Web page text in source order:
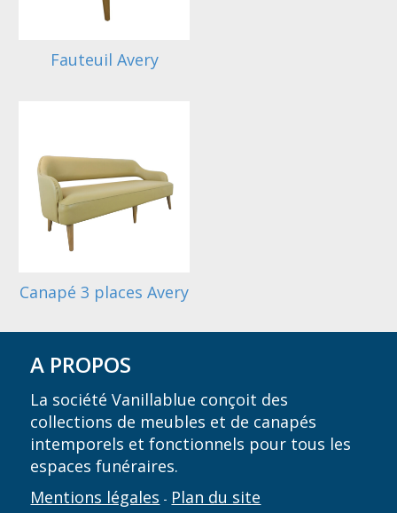
Fauteuil Avery
Canapé 3 places Avery
A PROPOS
La société Vanillablue conçoit des
collections de meubles et de canapés
intemporels et fonctionnels pour tous les
espaces funéraires.
Mentions légales - Plan du site